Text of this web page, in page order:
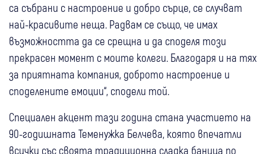
са събрани с настроение и добро сърце, се случват
най-красивите неща. Радвам се също, че имах
възможността да се срещна и да споделя този
прекрасен момент с моите колеги. Благодаря и на тях
за приятната компания, доброто настроение и
споделените емоции“, сподели той.
Специален акцент тази година стана участието на
90-годишната Теменужка Белчева, която впечатли
всички със своята традиционна сладка баница по